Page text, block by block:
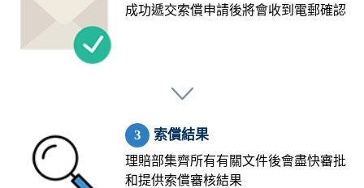
成功遞交索償申請後將會收到電郵確認
索償結果
理賠部集齊所有有關文件後會盡快審批
和提供索償審核結果